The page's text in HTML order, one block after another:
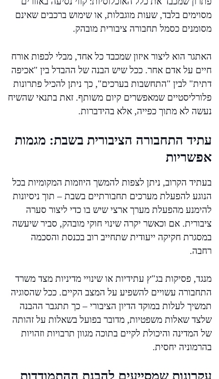
מסוימים בלבד, שעות מוגבלות, או שימוש ברכבים שאינם
מסומנים כסמל תחבורה ציבורית מובהק.
האתגר הוא ליצור איזון שמכבד כל אחד, מבלי לכפות אורח
חיים על אדם אחר. ככל שיש הבנה של ההבדל בין "אכיפה
דתית" לבין "התחשבות בערכים", כך ניתן להכיל פתרונות
פלורליסטיים שמאפשרים קיום משותף. זאת בתנאי שהשיח
נעשה לא מתוך כפייה, אלא בהידברות.
עתיד התחבורה הציבורית בשבת: מגמות
אפשריות
בעתיד הקרוב, ניתן לצפות להמשך היוזמות המקומיות בכל
הנוגע להפעלת מערכים תחבורתיים בשבת – תוך ניסיונות
להימנע מהפעלת מערך ארצי שיש בו כדי ליצור סערה
ציבורית. אם וכאשר יקרה שינוי חוקי מובהק, סביר שיעשה
במסגרת חקיקה ייעודית שתחייב רוב בכנסת והסכמה
רחבה.
מנגד, פסיקות בג"ץ עתידיות או שינויי מדיניות מצד משרד
התחבורה עשויים להשפיע על המצב הקיים. ככל שהסוגיה
תמשיך לעלות במוקד הדיון הציבורי – כך תתגבר ההבנה
שלצד שאלות משפטיות, מדובר בפועל בשאלות על זהותה
של המדינה והיכולת לקיים בתוכה מגוון תרבויות וזהויות
בהרמוניה יחסית.